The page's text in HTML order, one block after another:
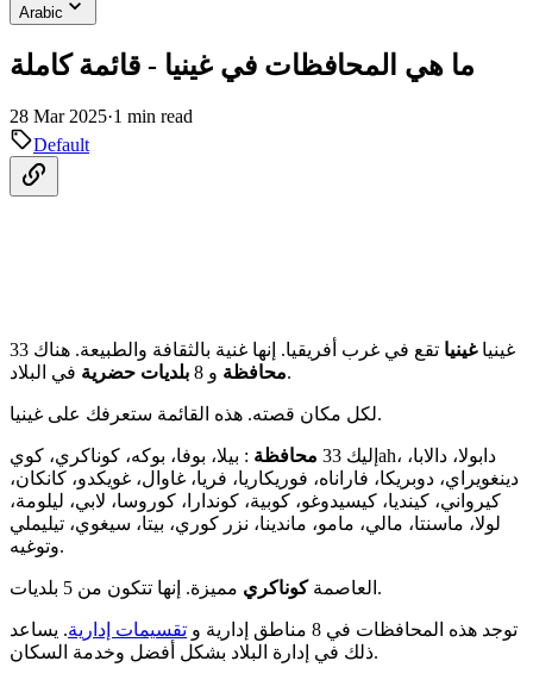
Arabic
ما هي المحافظات في غينيا - قائمة كاملة
28 Mar 2025·1 min read
Default
غينياغينيا تقع في غرب أفريقيا. إنها غنية بالثقافة والطبيعة. هناك 33
محافظة و 8 بلديات حضرية في البلاد.
لكل مكان قصته. هذه القائمة ستعرفك على غينيا.
إليك 33 محافظة : بيلا، بوفا، بوكه، كوناكري، كويah، دابولا، دالابا،
دينغويراي، دوبريكا، فاراناه، فوريكاريا، فريا، غاوال، غويكدو، كانكان،
كيرواني، كينديا، كيسيدوغو، كوبية، كوندارا، كوروسا، لابي، ليلومة،
لولا، ماسنتا، مالي، مامو، ماندينا، نزر كوري، بيتا، سيغوي، تيليملي
وتوغيه.
العاصمةكوناكري مميزة. إنها تتكون من 5 بلديات.
توجد هذه المحافظات في 8 مناطق إدارية و تقسيمات إدارية. يساعد
ذلك في إدارة البلاد بشكل أفضل وخدمة السكان.